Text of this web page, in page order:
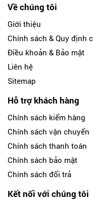
Về chúng tôi
Giới thiệu
Chính sách & Quy định
Điều khoản & Bảo mật
Liên hệ
Sitemap
Hỗ trợ khách hàng
Chính sách kiểm hàng
Chính sách vận chuyển
Chính sách thanh toán
Chính sách bảo mật
Chính sách đổi trả
Kết nối với chúng tôi